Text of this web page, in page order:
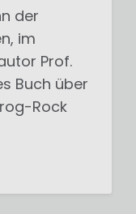
der
im
Prof.
Buch über
Rock